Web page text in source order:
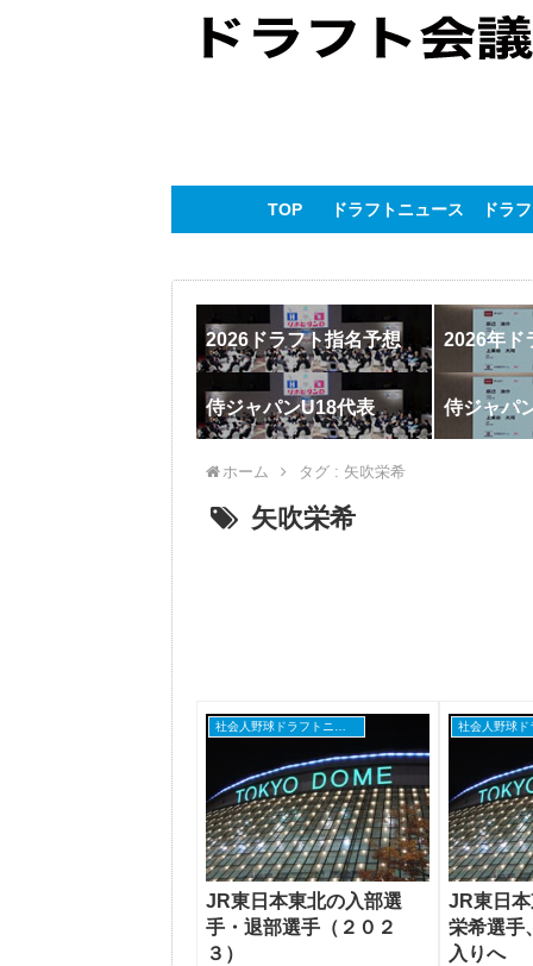
TOP ドラフトニュース ドラ
2026ドラフト指名予想 2026年ド
侍ジャパンU18代表 侍ジャパ
ホーム タグ : 矢吹栄希
矢吹栄希
JR東日本東北の入部選
手・退部選手（２０２
３）
JR東日
栄希選手
入りへ